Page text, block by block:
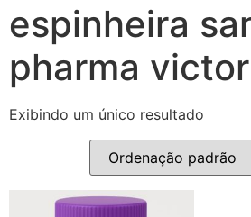
espinheira
pharma victor
Exibindo um único resultado